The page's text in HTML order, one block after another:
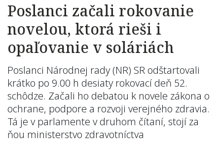
Poslanci začali rokovanie
novelou, ktorá rieši i
opaľovanie v soláriách
Poslanci Národnej rady (NR) SR odštartovali
krátko po 9.00 h desiaty rokovací deň 52.
schôdze. Začali ho debatou k novele zákona o
ochrane, podpore a rozvoji verejného zdravia.
Tá je v parlamente v druhom čítaní, stojí za
ňou ministerstvo zdravotníctva